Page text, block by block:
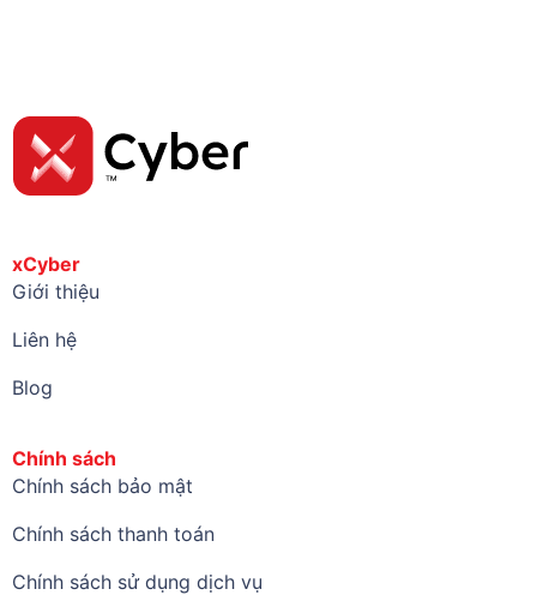
xCyber
Giới thiệu
Liên hệ
Blog
Chính sách
Chính sách bảo mật
Chính sách thanh toán
Chính sách sử dụng dịch vụ